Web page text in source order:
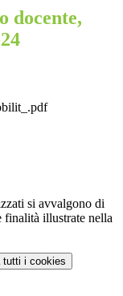
docente,
si avvalgono di
finalità illustrate nella
tutti i cookies